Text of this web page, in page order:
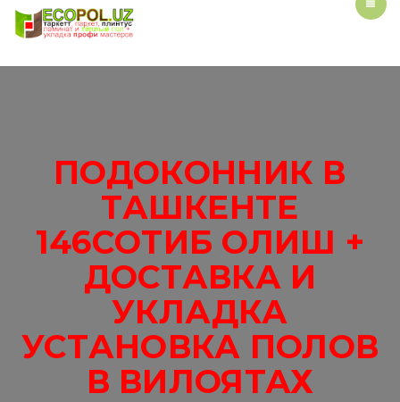
ПОДОКОННИК В
ТАШКЕНТЕ
146СОТИБ ОЛИШ +
ДОСТАВКА И
УКЛАДКА
УСТАНОВКА ПОЛОВ
В ВИЛОЯТАХ